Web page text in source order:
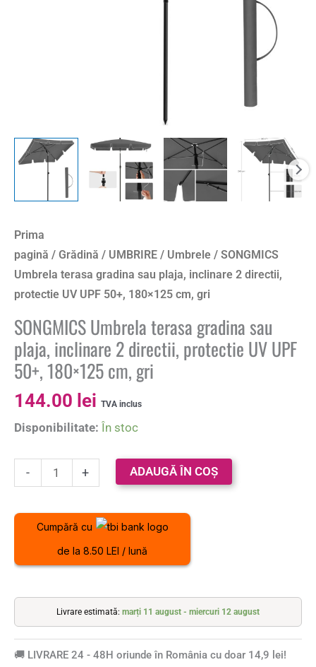
Prima
pagină / Grădină / UMBRIRE / Umbrele / SONGMICS
Umbrela terasa gradina sau plaja, inclinare 2 directii,
protectie UV UPF 50+, 180×125 cm, gri
SONGMICS Umbrela terasa gradina sau
plaja, inclinare 2 directii, protectie UV UPF
50+, 180×125 cm, gri
144.00 lei TVA inclus
Disponibilitate: În stoc
-
cm,
gri
+ ADAUGĂ ÎN COȘ
Cumpără cu
de la 8.50 LEI / lună
Livrare estimată: marți 11 august - miercuri 12 august
🚚 LIVRARE 24 - 48H oriunde în România cu doar 14,9 lei!